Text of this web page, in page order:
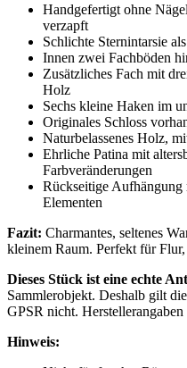
Handgefertigt ohne
verzapft
Schlichte Sternintarsie
Innen zwei Fachböden
Zusätzliches Fach mit
Holz
Sechs kleine Haken im
Originales Schloss
Naturbelassenes Holz,
Ehrliche Patina mit
Farbveränderungen
Rückseitige
Elementen
Fazit: Charmantes, seltenes
kleinem Raum. Perfekt für
Dieses Stück ist eine echte
Sammlerobjekt. Deshalb gilt
GPSR nicht.
Hinweis: